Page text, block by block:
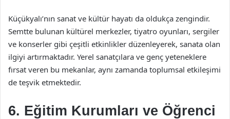
Küçükyalı’nın sanat ve kültür hayatı da oldukça zengindir.
Semtte bulunan kültürel merkezler, tiyatro oyunları, sergiler
ve konserler gibi çeşitli etkinlikler düzenleyerek, sanata olan
ilgiyi artırmaktadır. Yerel sanatçılara ve genç yeteneklere
fırsat veren bu mekanlar, aynı zamanda toplumsal etkileşimi
de teşvik etmektedir.
6. Eğitim Kurumları ve Öğrenci